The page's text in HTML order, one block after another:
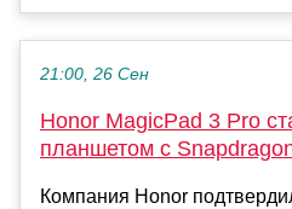
21:00, 26 Сен
Honor MagicPad 3 Pro
планшетом с
Компания Honor